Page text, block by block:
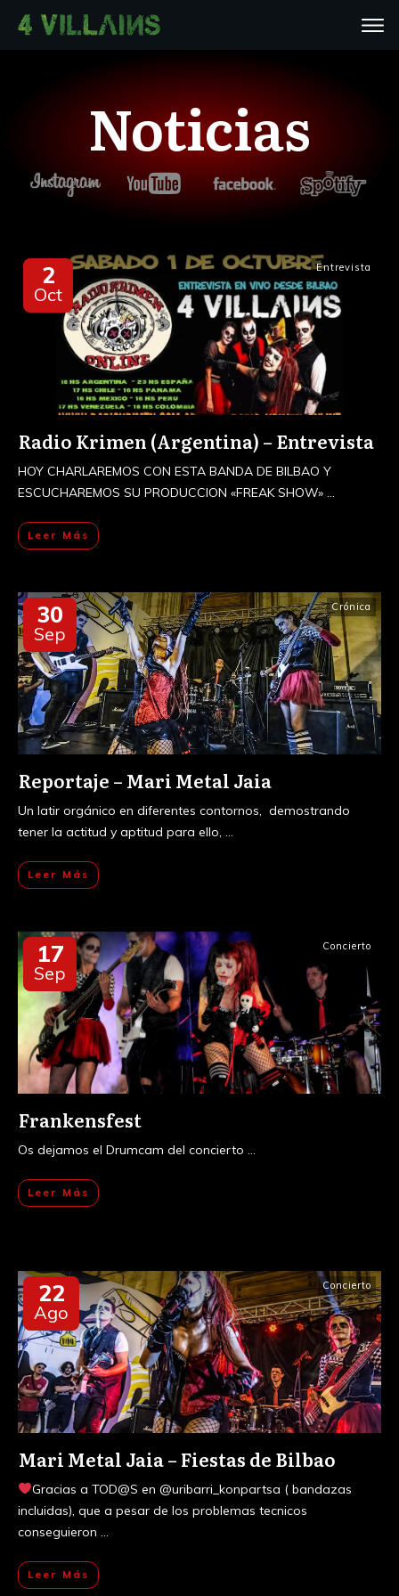
Noticias
Entrevista
2
Oct
Radio Krimen (Argentina) – Entrevista
HOY CHARLAREMOS CON ESTA BANDA DE BILBAO Y
ESCUCHAREMOS SU PRODUCCION «FREAK SHOW» ...
Leer Más
Crónica
30
Sep
Reportaje – Mari Metal Jaia
Un latir orgánico en diferentes contornos, demostrando
tener la actitud y aptitud para ello, ...
Leer Más
Concierto
17
Sep
Frankensfest
Os dejamos el Drumcam del concierto ...
Leer Más
Concierto
22
Ago
Mari Metal Jaia – Fiestas de Bilbao
Gracias a TOD@S en @uribarri_konpartsa ( bandazas
incluidas), que a pesar de los problemas tecnicos
conseguieron ...
Leer Más